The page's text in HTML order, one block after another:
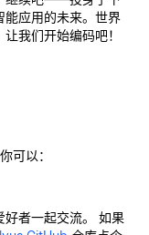
能应用的未来。世界
我们开始编码吧！
可以：
好者一起交流。 如果